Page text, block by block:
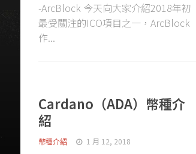
-ArcBlock 今天向大家介紹2018年初
最受關注的ICO項目之一，ArcBlock
作...
Cardano（ADA）幣種介
紹
幣種介紹 1 月 12, 2018